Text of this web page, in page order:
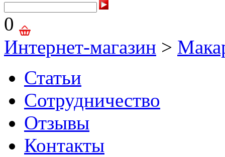
0
Интернет-магазин >
Статьи
Сотрудничество
Отзывы
Контакты